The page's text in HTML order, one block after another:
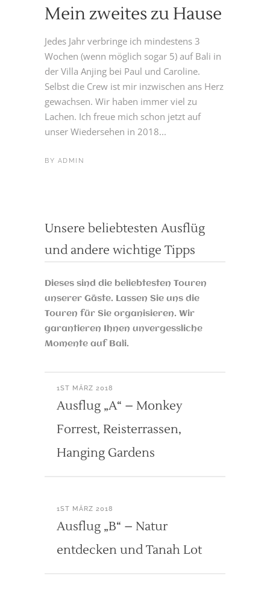
Mein zweites zu Hause
Jedes Jahr verbringe ich mindestens 3
Wochen (wenn möglich sogar 5) auf Bali in
der Villa Anjing bei Paul und Caroline.
Selbst die Crew ist mir inzwischen ans Herz
gewachsen. Wir haben immer viel zu
Lachen. Ich freue mich schon jetzt auf
unser Wiedersehen in 2018...
BY ADMIN
Unsere beliebtesten Ausflüg
und andere wichtige Tipps
Dieses sind die beliebtesten Touren
unserer Gäste. Lassen Sie uns die
Touren für Sie organisieren. Wir
garantieren Ihnen unvergessliche
Momente auf Bali.
1ST MÄRZ 2018
Ausflug „A“ – Monkey
Forrest, Reisterrassen,
Hanging Gardens
1ST MÄRZ 2018
Ausflug „B“ – Natur
entdecken und Tanah Lot